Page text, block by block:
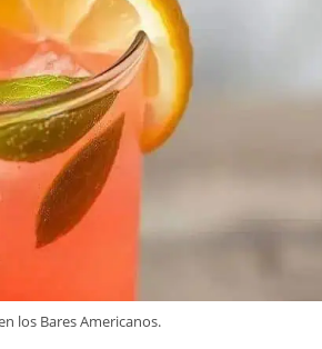
los Bares Americanos.